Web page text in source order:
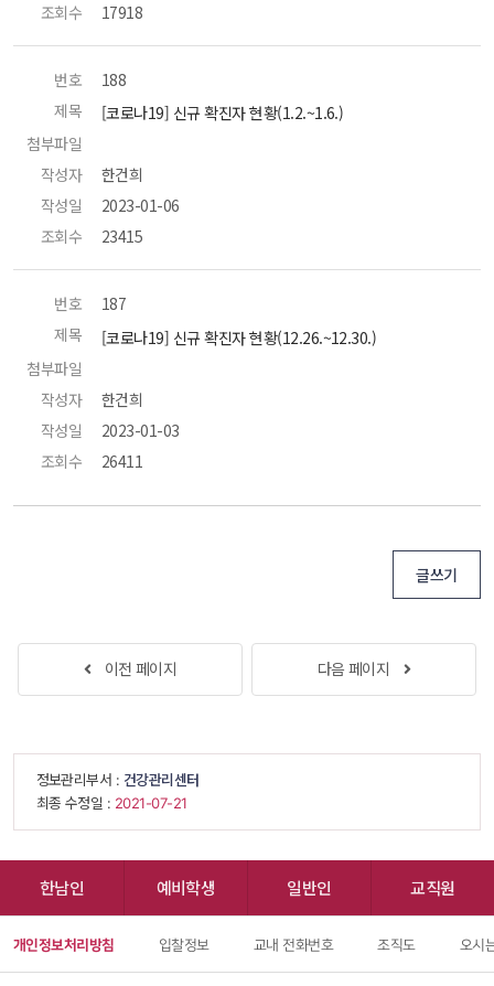
조회수
17918
번호
188
제목
[코로나19] 신규 확진자 현황(1.2.~1.6.)
첨부파일
작성자
한건희
작성일
2023-01-06
조회수
23415
번호
187
제목
[코로나19] 신규 확진자 현황(12.26.~12.30.)
첨부파일
작성자
한건희
작성일
2023-01-03
조회수
26411
글쓰기
이전 페이지 다음 페이지
정보관리부서 : 건강관리센터
최종 수정일 : 2021-07-21
한남인 예비학생 일반인 교직원
개인정보처리방침 입찰정보 교내 전화번호 조직도 오시